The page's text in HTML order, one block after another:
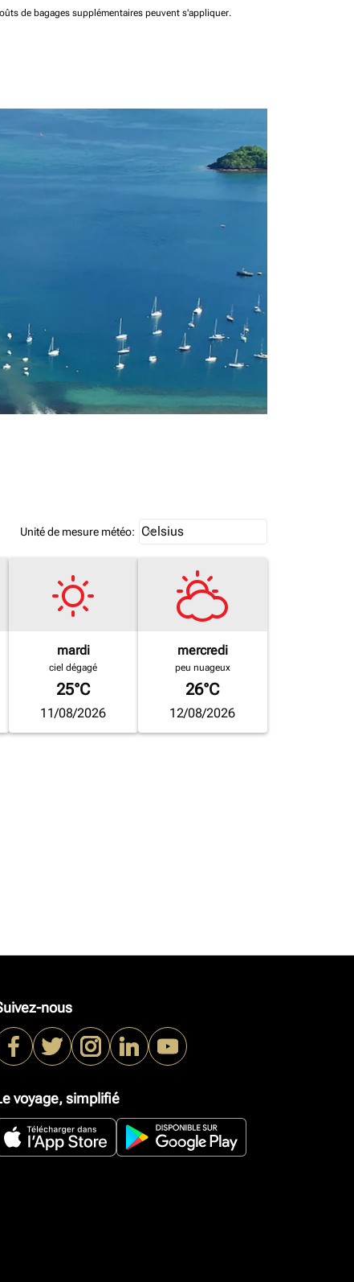
de bagages supplémentaires peuvent s'appliquer.
Unité de mesure météo: Weather unit option Celsius
Celsius
keyboard_arrow_down
mardi
ciel dégagé
25°C
11/08/2026
mercredi
peu nuageux
26°C
12/08/2026
nous
voyage, simplifié